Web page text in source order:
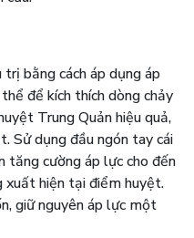
bằng cách áp dụng áp
để kích thích dòng chảy
Trung Quản hiệu quả,
Sử dụng đầu ngón tay cái
tăng cường áp lực cho đến
xuất hiện tại điểm huyệt.
giữ nguyên áp lực một